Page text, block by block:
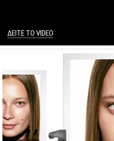
ΔΕΙΤΕ ΤΟ VIDEO